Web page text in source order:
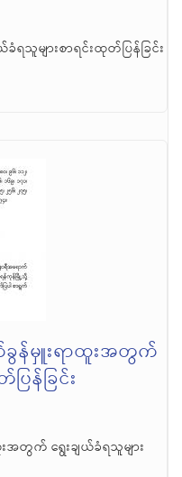
များစာရင်းထုတ်ပြန်ခြင်း
မှူးရာထူးအတွက်
ြန်ခြင်း
က် ရွေးချယ်ခံရသူများ